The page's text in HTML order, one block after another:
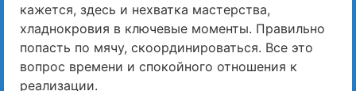
кажется, здесь и нехватка мастерства,
хладнокровия в ключевые моменты. Правильно
попасть по мячу, скоординироваться. Все это
вопрос времени и спокойного отношения к
реализации.